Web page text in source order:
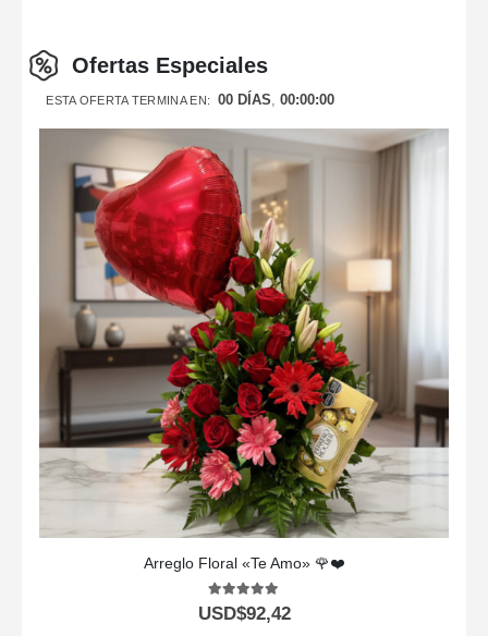
Ofertas Especiales
ESTA OFERTA TERMINA EN: 00 DÍAS 00:00:00
Arreglo Floral «Te Amo» 🌹❤️
5.00 out of 5
USD$92,42